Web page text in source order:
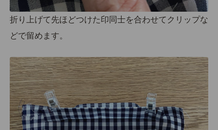
折り上げて先ほどつけた印同士を合わせてクリップな
どで留めます。